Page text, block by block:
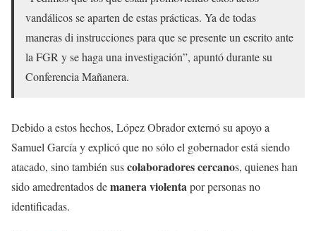
vandálicos se aparten de estas prácticas. Ya de todas
maneras di instrucciones para que se presente un escrito ante
la FGR y se haga una investigación”, apuntó durante su
Conferencia Mañanera.
Debido a estos hechos, López Obrador externó su apoyo a
Samuel García y explicó que no sólo el gobernador está siendo
atacado, sino también suscolaboradores cercanos, quienes han
sido amedrentados demanera violentapor personas no
identificadas.